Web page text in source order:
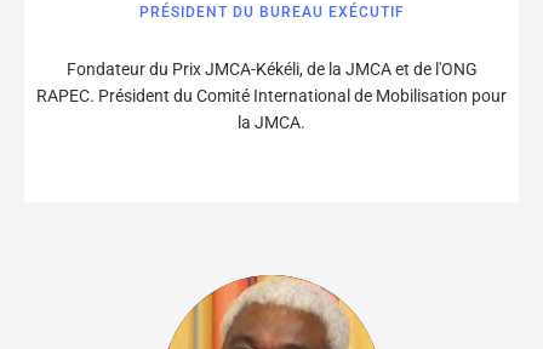
PRÉSIDENT DU BUREAU EXÉCUTIF
Fondateur du Prix JMCA-Kékéli, de la JMCA et de l'ONG
RAPEC. Président du Comité International de Mobilisation pour
la JMCA.